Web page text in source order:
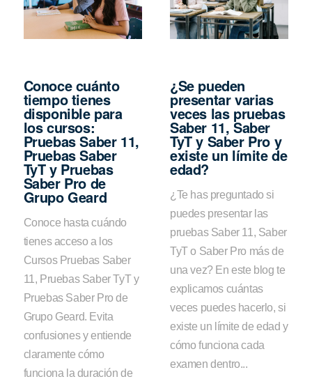
Conoce cuánto
tiempo tienes
disponible para
los cursos:
Pruebas Saber 11,
Pruebas Saber
TyT y Pruebas
Saber Pro de
Grupo Geard
Conoce hasta cuándo
tienes acceso a los
Cursos Pruebas Saber
11, Pruebas Saber TyT y
Pruebas Saber Pro de
Grupo Geard. Evita
confusiones y entiende
claramente cómo
funciona la duración de
¿Se pueden
presentar varias
veces las pruebas
Saber 11, Saber
TyT y Saber Pro y
existe un límite de
edad?
¿Te has preguntado si
puedes presentar las
pruebas Saber 11, Saber
TyT o Saber Pro más de
una vez? En este blog te
explicamos cuántas
veces puedes hacerlo, si
existe un límite de edad y
cómo funciona cada
examen dentro...